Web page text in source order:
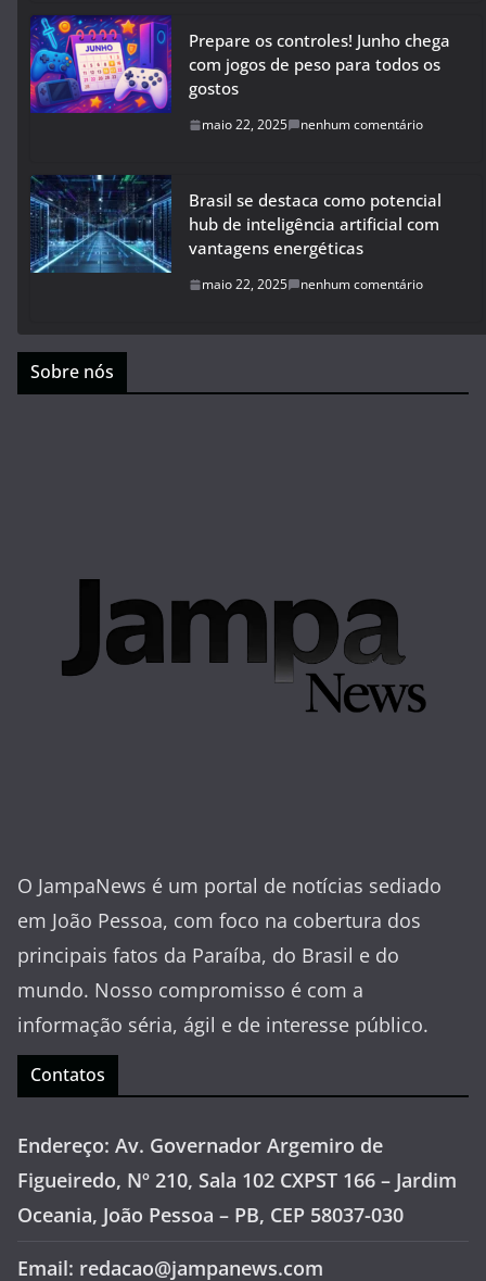
Prepare os controles! Junho chega
com jogos de peso para todos os
gostos
maio 22, 2025 nenhum comentário
Brasil se destaca como potencial
hub de inteligência artificial com
vantagens energéticas
maio 22, 2025 nenhum comentário
Sobre nós
O JampaNews é um portal de notícias sediado
em João Pessoa, com foco na cobertura dos
principais fatos da Paraíba, do Brasil e do
mundo. Nosso compromisso é com a
informação séria, ágil e de interesse público.
Contatos
Endereço: Av. Governador Argemiro de
Figueiredo, Nº 210, Sala 102 CXPST 166 – Jardim
Oceania, João Pessoa – PB, CEP 58037-030
Email: redacao@jampanews.com